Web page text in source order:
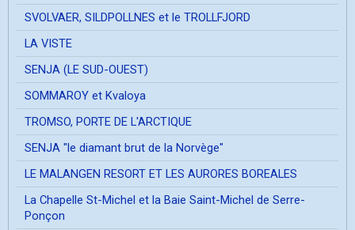
SVOLVAER, SILDPOLLNES et le TROLLFJORD
LA VISTE
SENJA (LE SUD-OUEST)
SOMMAROY et Kvaloya
TROMSO, PORTE DE L'ARCTIQUE
SENJA "le diamant brut de la Norvège"
LE MALANGEN RESORT ET LES AURORES BOREALES
La Chapelle St-Michel et la Baie Saint-Michel de Serre-
Ponçon